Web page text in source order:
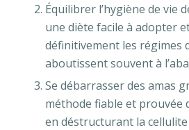
Équilibrer l’hygiène de vie
une diète facile à adopter
définitivement les régimes
aboutissent souvent à
Se débarrasser des amas
méthode fiable et prouvée
en déstructurant la